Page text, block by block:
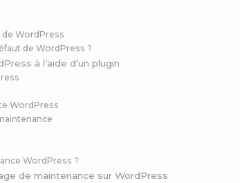
WordPress
de WordPress ?
à l’aide d’un plugin
WordPress
WordPress ?
de maintenance sur WordPress